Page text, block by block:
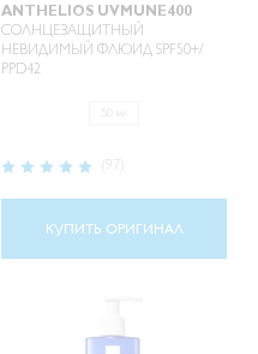
ANTHELIOS UVMUNE400
СОЛНЦЕЗАЩИТНЫЙ
НЕВИДИМЫЙ ФЛЮИД SPF50+/
PPD42
Рейтинг:
(97)
КУПИТЬ ОРИГИНАЛ